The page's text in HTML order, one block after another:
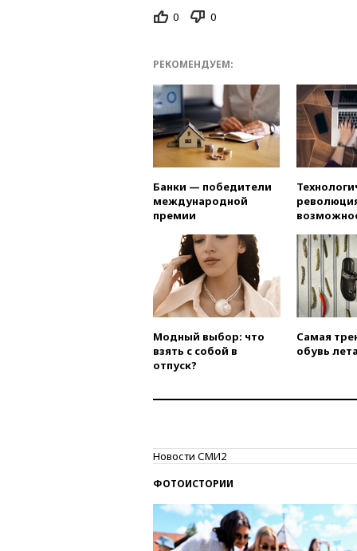
0 0
РЕКОМЕНДУЕМ:
Банки — победители
международной
премии
Модный выбор: что
взять с собой в
отпуск?
Самая
обувь
Новости СМИ2
ФОТОИСТОРИИ